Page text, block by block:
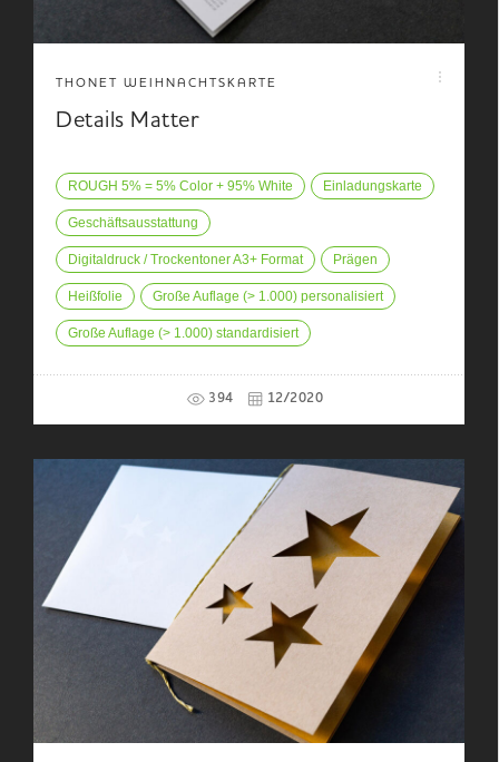
THONET WEIHNACHTSKARTE
Details Matter
ROUGH 5% = 5% Color + 95% White Einladungskarte
Geschäftsausstattung
Digitaldruck / Trockentoner A3+ Format Prägen
Heißfolie Große Auflage (> 1.000) personalisiert
Große Auflage (> 1.000) standardisiert
394 12/2020